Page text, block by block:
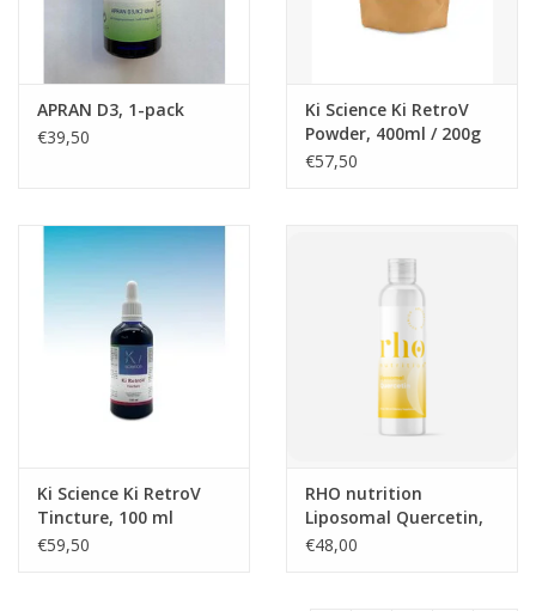
APRAN D3, 1-pack
€39,50
Ki Science Ki RetroV
Powder, 400ml / 200g
approx.
€57,50
Ki Science Ki RetroV
Tincture, 100 ml
€59,50
RHO nutrition
Liposomal Quercetin,
180 ml
€48,00